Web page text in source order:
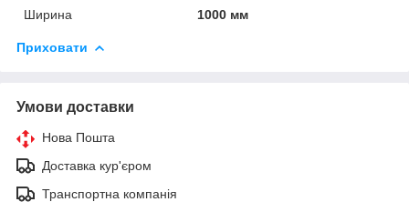
Ширина
1000 мм
Приховати
Умови доставки
Нова Пошта
Доставка кур'єром
Транспортна компанія